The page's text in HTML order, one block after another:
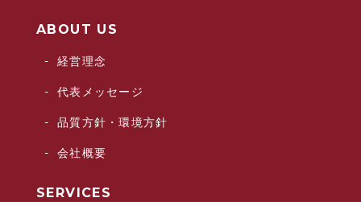
ABOUT US
経営理念
代表メッセージ
品質方針・環境方針
会社概要
SERVICES